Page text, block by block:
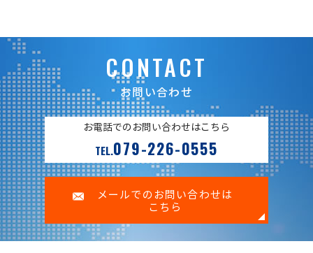
CONTACT
お問い合わせ
お電話でのお問い合わせはこちら
TEL.079-226-0555
メールでのお問い合わせは
こちら